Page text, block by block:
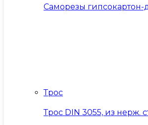
Саморезы гипсокартон-
Трос
Трос DIN 3055, из нерж.